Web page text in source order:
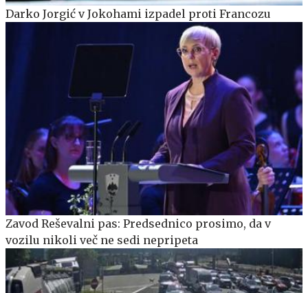
Darko Jorgić v Jokohami izpadel proti Francozu
Zavod Reševalni pas: Predsednico prosimo, da v
vozilu nikoli več ne sedi nepripeta